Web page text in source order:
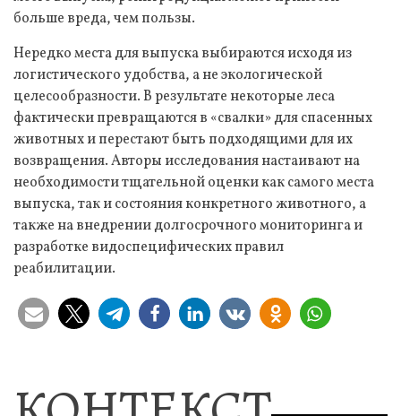
больше вреда, чем пользы.
Нередко места для выпуска выбираются исходя из
логистического удобства, а не экологической
целесообразности. В результате некоторые леса
фактически превращаются в «свалки» для спасенных
животных и перестают быть подходящими для их
возвращения. Авторы исследования настаивают на
необходимости тщательной оценки как самого места
выпуска, так и состояния конкретного животного, а
также на внедрении долгосрочного мониторинга и
разработке видоспецифических правил
реабилитации.